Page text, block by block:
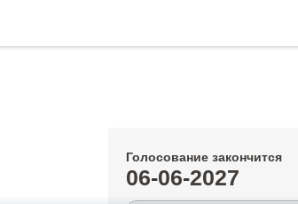
Голосование закончится
06-06-2027